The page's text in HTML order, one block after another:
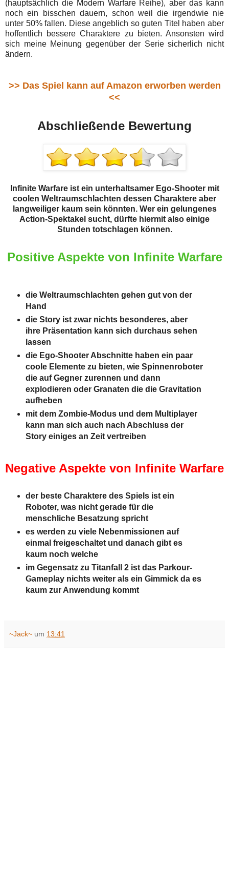
(hauptsächlich die Modern Warfare Reihe), aber das kann
noch ein bisschen dauern, schon weil die irgendwie nie
unter 50% fallen. Diese angeblich so guten Titel haben aber
hoffentlich bessere Charaktere zu bieten. Ansonsten wird
sich meine Meinung gegenüber der Serie sicherlich nicht
ändern.
>> Das Spiel kann auf Amazon erworben werden
<<
Abschließende Bewertung
Infinite Warfare ist ein unterhaltsamer Ego-Shooter mit
coolen Weltraumschlachten dessen Charaktere aber
langweiliger kaum sein könnten. Wer ein gelungenes
Action-Spektakel sucht, dürfte hiermit also einige
Stunden totschlagen können.
Positive Aspekte von Infinite Warfare
die Weltraumschlachten gehen gut von der
Hand
die Story ist zwar nichts besonderes, aber
ihre Präsentation kann sich durchaus sehen
lassen
die Ego-Shooter Abschnitte haben ein paar
coole Elemente zu bieten, wie Spinnenroboter
die auf Gegner zurennen und dann
explodieren oder Granaten die die Gravitation
aufheben
mit dem Zombie-Modus und dem Multiplayer
kann man sich auch nach Abschluss der
Story einiges an Zeit vertreiben
Negative Aspekte von Infinite Warfare
der beste Charaktere des Spiels ist ein
Roboter, was nicht gerade für die
menschliche Besatzung spricht
es werden zu viele Nebenmissionen auf
einmal freigeschaltet und danach gibt es
kaum noch welche
im Gegensatz zu Titanfall 2 ist das Parkour-
Gameplay nichts weiter als ein Gimmick da es
kaum zur Anwendung kommt
~Jack~ um 13:41